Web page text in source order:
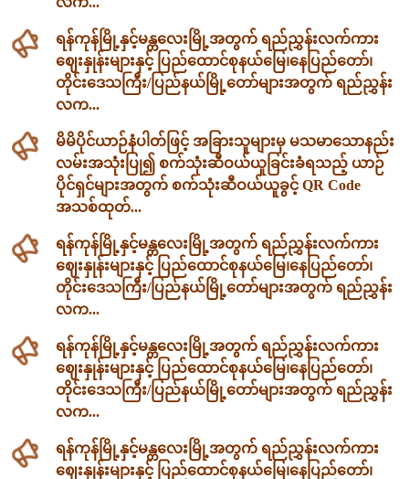
ရန်ကုန်မြို့နှင့်မန္တလေးမြို့အတွက် ရည်ညွှန်းလက်ကား
ဈေးနှုန်းများနှင့် ပြည်ထောင်စုနယ်မြေ၊နေပြည်တော်၊
တိုင်းဒေသကြီး/ပြည်နယ်မြို့တော်များအတွက် ရည်ညွှန်း
လက...
မိမိပိုင်ယာဉ်နံပါတ်ဖြင့် အခြားသူများမှ မသမာသောနည်း
လမ်းအသုံးပြု၍ စက်သုံးဆီဝယ်ယူခြင်းခံရသည့် ယာဉ်
ပိုင်ရှင်များအတွက် စက်သုံးဆီဝယ်ယူခွင့် QR Code
အသစ်ထုတ်...
ရန်ကုန်မြို့နှင့်မန္တလေးမြို့အတွက် ရည်ညွှန်းလက်ကား
ဈေးနှုန်းများနှင့် ပြည်ထောင်စုနယ်မြေ၊နေပြည်တော်၊
တိုင်းဒေသကြီး/ပြည်နယ်မြို့တော်များအတွက် ရည်ညွှန်း
လက...
ရန်ကုန်မြို့နှင့်မန္တလေးမြို့အတွက် ရည်ညွှန်းလက်ကား
ဈေးနှုန်းများနှင့် ပြည်ထောင်စုနယ်မြေ၊နေပြည်တော်၊
တိုင်းဒေသကြီး/ပြည်နယ်မြို့တော်များအတွက် ရည်ညွှန်း
လက...
ရန်ကုန်မြို့နှင့်မန္တလေးမြို့အတွက် ရည်ညွှန်းလက်ကား
ဈေးနှုန်းများနှင့် ပြည်ထောင်စုနယ်မြေ၊နေပြည်တော်၊